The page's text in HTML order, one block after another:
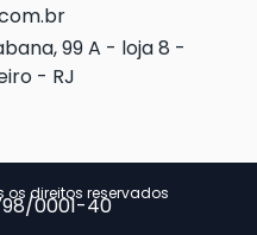
99 A - loja 8 -
- RJ
os direitos reservados
0001-40